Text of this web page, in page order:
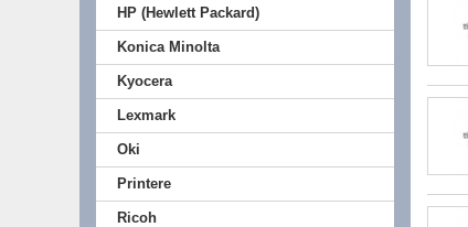
HP (Hewlett Packard)
Konica Minolta
Kyocera
Lexmark
Oki
Printere
Ricoh